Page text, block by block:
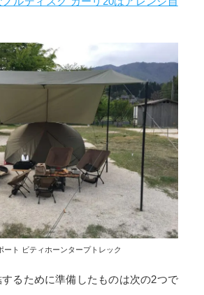
ート ビティホーンタープトレック
るために準備したものは次の2つで